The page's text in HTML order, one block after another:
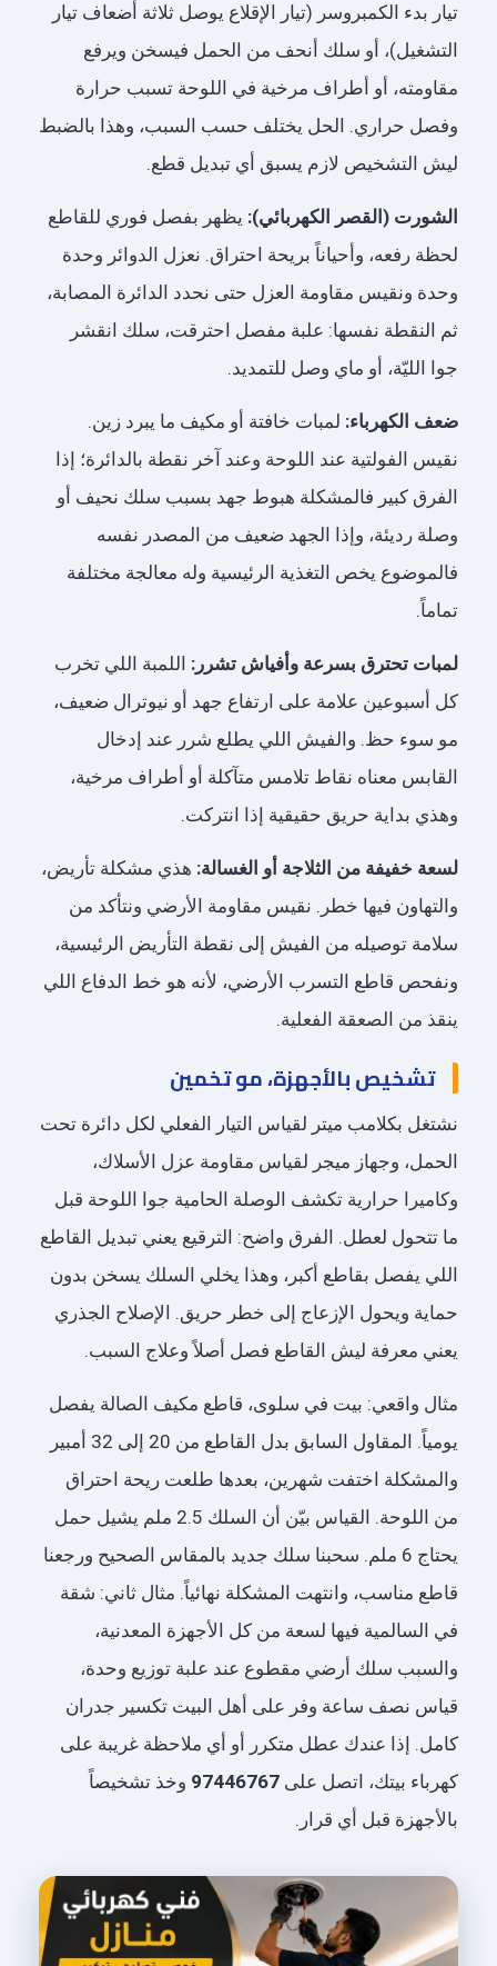
تيار بدء الكمبروسر (تيار الإقلاع يوصل ثلاثة أضعاف تيار
التشغيل)، أو سلك أنحف من الحمل فيسخن ويرفع
مقاومته، أو أطراف مرخية في اللوحة تسبب حرارة
وفصل حراري. الحل يختلف حسب السبب، وهذا بالضبط
ليش التشخيص لازم يسبق أي تبديل قطع.
الشورت (القصر الكهربائي): يظهر بفصل فوري للقاطع
لحظة رفعه، وأحياناً بريحة احتراق. نعزل الدوائر وحدة
وحدة ونقيس مقاومة العزل حتى نحدد الدائرة المصابة،
ثم النقطة نفسها: علبة مفصل احترقت، سلك انقشر
جوا الليّة، أو ماي وصل للتمديد.
ضعف الكهرباء: لمبات خافتة أو مكيف ما يبرد زين.
نقيس الفولتية عند اللوحة وعند آخر نقطة بالدائرة؛ إذا
الفرق كبير فالمشكلة هبوط جهد بسبب سلك نحيف أو
وصلة رديئة، وإذا الجهد ضعيف من المصدر نفسه
فالموضوع يخص التغذية الرئيسية وله معالجة مختلفة
تماماً.
لمبات تحترق بسرعة وأفياش تشرر: اللمبة اللي تخرب
كل أسبوعين علامة على ارتفاع جهد أو نيوترال ضعيف،
مو سوء حظ. والفيش اللي يطلع شرر عند إدخال
القابس معناه نقاط تلامس متآكلة أو أطراف مرخية،
وهذي بداية حريق حقيقية إذا انتركت.
لسعة خفيفة من الثلاجة أو الغسالة: هذي مشكلة تأريض،
والتهاون فيها خطر. نقيس مقاومة الأرضي ونتأكد من
سلامة توصيله من الفيش إلى نقطة التأريض الرئيسية،
ونفحص قاطع التسرب الأرضي، لأنه هو خط الدفاع اللي
ينقذ من الصعقة الفعلية.
تشخيص بالأجهزة، مو تخمين
نشتغل بكلامب ميتر لقياس التيار الفعلي لكل دائرة تحت
الحمل، وجهاز ميجر لقياس مقاومة عزل الأسلاك،
وكاميرا حرارية تكشف الوصلة الحامية جوا اللوحة قبل
ما تتحول لعطل. الفرق واضح: الترقيع يعني تبديل القاطع
اللي يفصل بقاطع أكبر، وهذا يخلي السلك يسخن بدون
حماية ويحول الإزعاج إلى خطر حريق. الإصلاح الجذري
يعني معرفة ليش القاطع فصل أصلاً وعلاج السبب.
مثال واقعي: بيت في سلوى، قاطع مكيف الصالة يفصل
يومياً. المقاول السابق بدل القاطع من 20 إلى 32 أمبير
والمشكلة اختفت شهرين، بعدها طلعت ريحة احتراق
من اللوحة. القياس بيّن أن السلك 2.5 ملم يشيل حمل
يحتاج 6 ملم. سحبنا سلك جديد بالمقاس الصحيح ورجعنا
قاطع مناسب، وانتهت المشكلة نهائياً. مثال ثاني: شقة
في السالمية فيها لسعة من كل الأجهزة المعدنية،
والسبب سلك أرضي مقطوع عند علبة توزيع وحدة،
قياس نصف ساعة وفر على أهل البيت تكسير جدران
كامل. إذا عندك عطل متكرر أو أي ملاحظة غريبة على
كهرباء بيتك، اتصل على 97446767 وخذ تشخيصاً
بالأجهزة قبل أي قرار.